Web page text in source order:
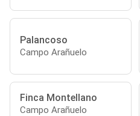
Palancoso
Campo Arañuelo
Finca Montellano
Campo Arañuelo